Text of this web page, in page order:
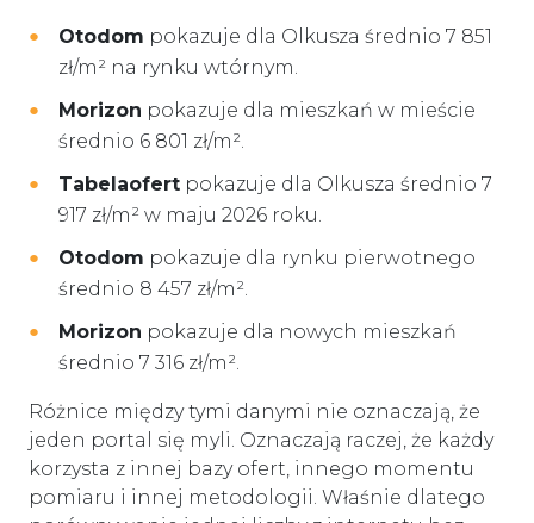
Otodom pokazuje dla Olkusza średnio 7 851
zł/m² na rynku wtórnym.
Morizon pokazuje dla mieszkań w mieście
średnio 6 801 zł/m².
Tabelaofert pokazuje dla Olkusza średnio 7
917 zł/m² w maju 2026 roku.
Otodom pokazuje dla rynku pierwotnego
średnio 8 457 zł/m².
Morizon pokazuje dla nowych mieszkań
średnio 7 316 zł/m².
Różnice między tymi danymi nie oznaczają, że
jeden portal się myli. Oznaczają raczej, że każdy
korzysta z innej bazy ofert, innego momentu
pomiaru i innej metodologii. Właśnie dlatego